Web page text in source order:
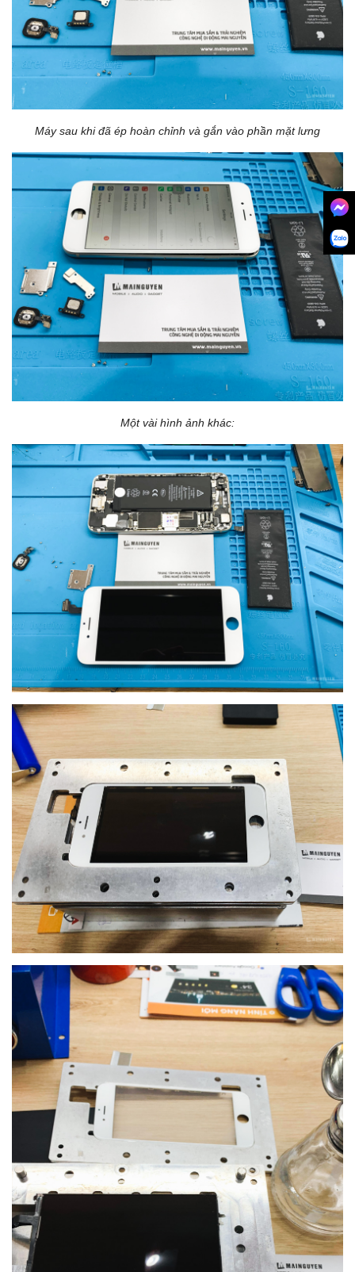
Máy sau khi đã ép hoàn chỉnh và gắn vào phần mặt lưng
Một vài hình ảnh khác: